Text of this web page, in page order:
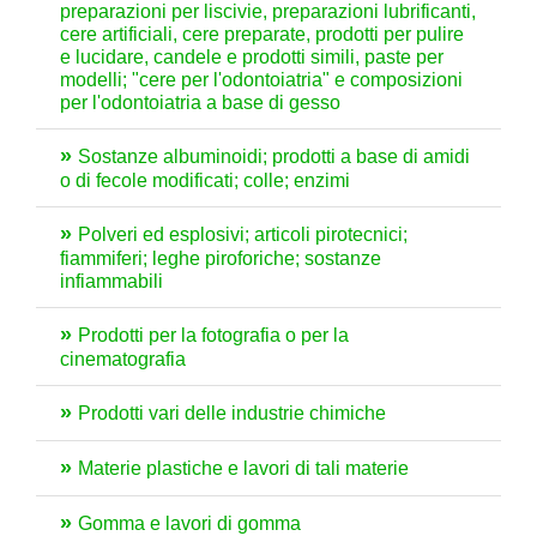
preparazioni per liscivie, preparazioni lubrificanti,
cere artificiali, cere preparate, prodotti per pulire
e lucidare, candele e prodotti simili, paste per
modelli; "cere per l'odontoiatria" e composizioni
per l'odontoiatria a base di gesso
Sostanze albuminoidi; prodotti a base di amidi
o di fecole modificati; colle; enzimi
Polveri ed esplosivi; articoli pirotecnici;
fiammiferi; leghe piroforiche; sostanze
infiammabili
Prodotti per la fotografia o per la
cinematografia
Prodotti vari delle industrie chimiche
Materie plastiche e lavori di tali materie
Gomma e lavori di gomma